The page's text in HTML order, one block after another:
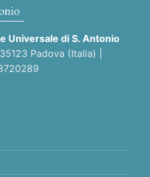
Universale di S. Antonio
Padova (Italia) |